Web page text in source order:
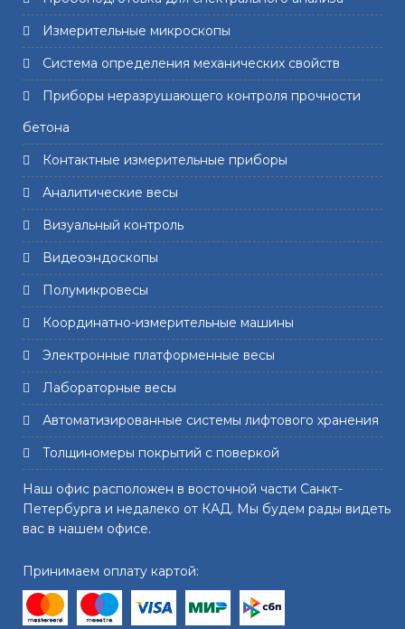
Измерительные микроскопы
Система определения механических свойств
Приборы неразрушающего контроля прочности
бетона
Контактные измерительные приборы
Аналитические весы
Визуальный контроль
Видеоэндоскопы
Полумикровесы
Координатно-измерительные машины
Электронные платформенные весы
Лабораторные весы
Автоматизированные системы лифтового хранения
Толщиномеры покрытий с поверкой
Наш офис расположен в восточной части Санкт-
Петербурга и недалеко от КАД. Мы будем рады видеть
вас в нашем офисе.
Принимаем оплату картой: